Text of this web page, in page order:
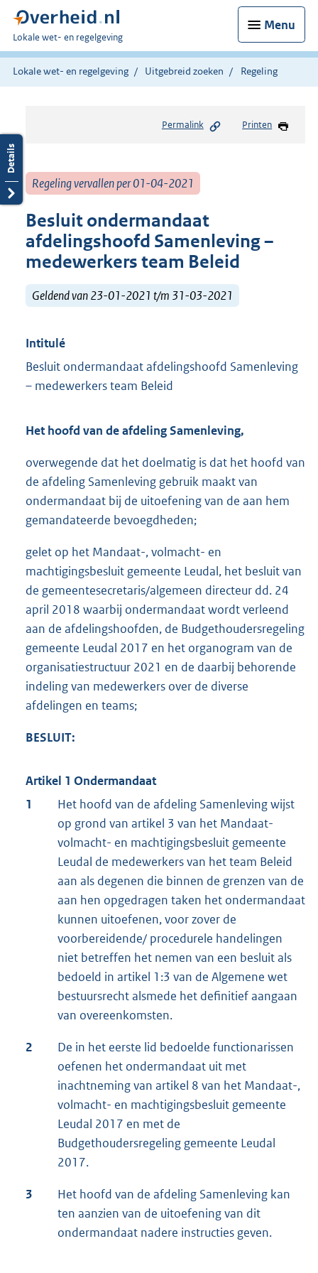
Menu
U
bent
hier:
Lokale wet- en regelgeving
Lokale wet- en regelgeving Uitgebreid zoeken Regeling
Permalink Printen
Regeling vervallen per 01-04-2021
Besluit ondermandaat
afdelingshoofd Samenleving –
medewerkers team Beleid
Geldend van 23-01-2021 t/m 31-03-2021
Intitulé
Besluit ondermandaat afdelingshoofd Samenleving
– medewerkers team Beleid
Het hoofd van de afdeling Samenleving,
overwegende dat het doelmatig is dat het hoofd van
de afdeling Samenleving gebruik maakt van
ondermandaat bij de uitoefening van de aan hem
gemandateerde bevoegdheden;
gelet op het Mandaat-, volmacht- en
machtigingsbesluit gemeente Leudal, het besluit van
de gemeentesecretaris/algemeen directeur dd. 24
april 2018 waarbij ondermandaat wordt verleend
aan de afdelingshoofden, de Budgethoudersregeling
gemeente Leudal 2017 en het organogram van de
organisatiestructuur 2021 en de daarbij behorende
indeling van medewerkers over de diverse
afdelingen en teams;
BESLUIT:
Artikel 1 Ondermandaat
1
Het hoofd van de afdeling Samenleving wijst
op grond van artikel 3 van het Mandaat-
volmacht- en machtigingsbesluit gemeente
Leudal de medewerkers van het team Beleid
aan als degenen die binnen de grenzen van de
aan hen opgedragen taken het ondermandaat
kunnen uitoefenen, voor zover de
voorbereidende/ procedurele handelingen
niet betreffen het nemen van een besluit als
bedoeld in artikel 1:3 van de Algemene wet
bestuursrecht alsmede het definitief aangaan
van overeenkomsten.
2
De in het eerste lid bedoelde functionarissen
oefenen het ondermandaat uit met
inachtneming van artikel 8 van het Mandaat-,
volmacht- en machtigingsbesluit gemeente
Leudal 2017 en met de
Budgethoudersregeling gemeente Leudal
2017.
3
Het hoofd van de afdeling Samenleving kan
ten aanzien van de uitoefening van dit
ondermandaat nadere instructies geven.